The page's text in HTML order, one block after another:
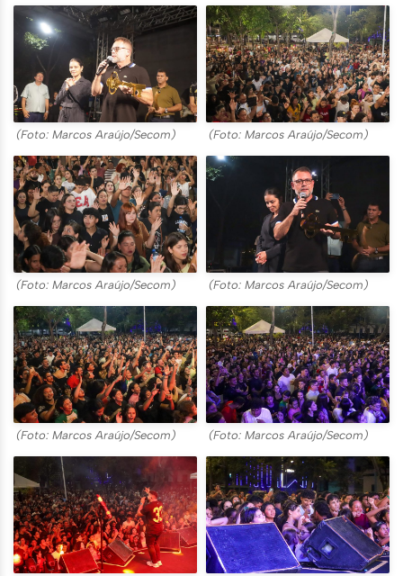
(Foto: Marcos Araújo/Secom) (Foto: Marcos Araújo/Secom)
(Foto: Marcos Araújo/Secom) (Foto: Marcos Araújo/Secom)
(Foto: Marcos Araújo/Secom) (Foto: Marcos Araújo/Secom)